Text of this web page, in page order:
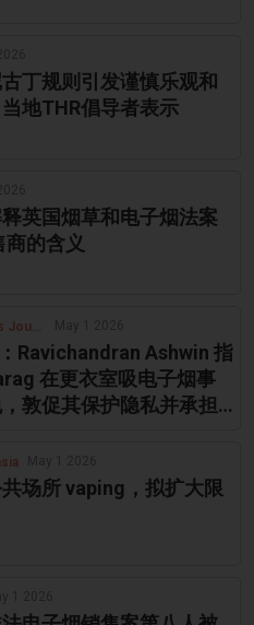
丁规则引发谨慎乐观和
地THR倡导者表示
英国烟草和电子烟法案
的含义
The Free Press Journal
Ravichandran Ashwin 指
在更衣室吸电子烟事
敦促其保护隐私并承担
场所 vaping，拟扩大限